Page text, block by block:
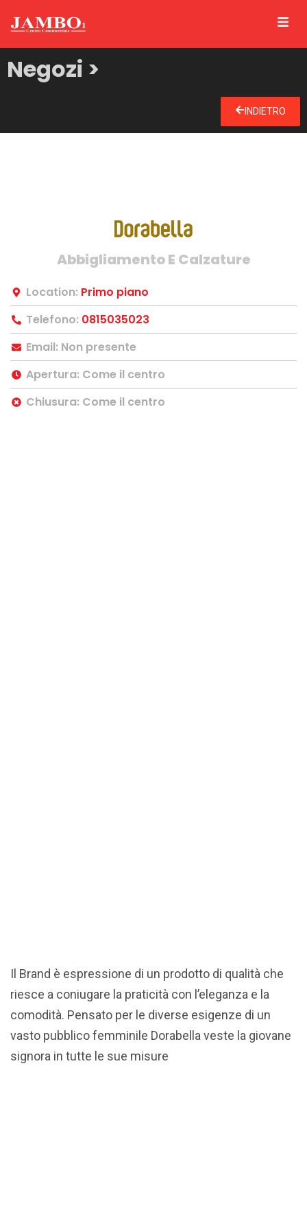
Negozi >
INDIETRO
Il Brand è espressione di un prodotto di qualità che
riesce a coniugare la praticità con l’eleganza e la
comodità. Pensato per le diverse esigenze di un
vasto pubblico femminile Dorabella veste la giovane
signora in tutte le sue misure
Abbigliamento E Calzature
Location: Primo piano
Telefono: 0815035023
Email: Non presente
Apertura: Come il centro
Chiusura: Come il centro